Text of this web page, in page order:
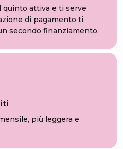
quinto attiva e ti serve
di pagamento ti
secondo finanziamento.
più leggera e